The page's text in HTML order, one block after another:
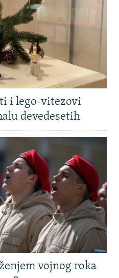
i lego-vitezovi
devedesetih
vojnog roka